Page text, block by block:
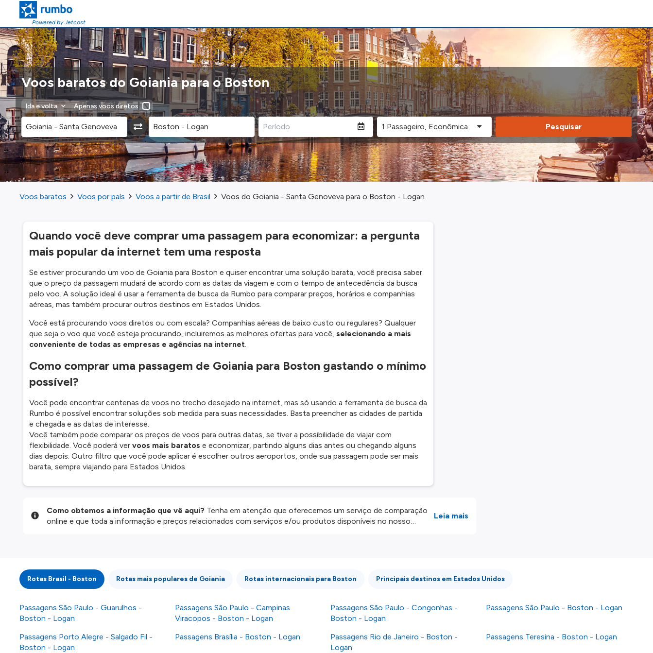
Powered by Jetcost
Voos baratos do Goiania para o Boston
Ida e volta Apenas voos diretos
Pesquisar
Voos baratos Voos por país Voos a partir de Brasil Voos do Goiania - Santa Genoveva para o Boston - Logan
Quando você deve comprar uma passagem para economizar: a pergunta
mais popular da internet tem uma resposta
Se estiver procurando um voo de Goiania para Boston e quiser encontrar uma solução barata, você precisa saber
que o preço da passagem mudará de acordo com as datas da viagem e com o tempo de antecedência da busca
pelo voo. A solução ideal é usar a ferramenta de busca da Rumbo para comparar preços, horários e companhias
aéreas, mas também procurar outros destinos em Estados Unidos.
Você está procurando voos diretos ou com escala? Companhias aéreas de baixo custo ou regulares? Qualquer
que seja o voo que você esteja procurando, incluiremos as melhores ofertas para você, selecionando a mais
conveniente de todas as empresas e agências na internet.
Como comprar uma passagem de Goiania para Boston gastando o mínimo
possível?
Você pode encontrar centenas de voos no trecho desejado na internet, mas só usando a ferramenta de busca da
Rumbo é possível encontrar soluções sob medida para suas necessidades. Basta preencher as cidades de partida
e chegada e as datas de interesse.
Você também pode comparar os preços de voos para outras datas, se tiver a possibilidade de viajar com
flexibilidade. Você poderá ver voos mais baratos e economizar, partindo alguns dias antes ou chegando alguns
dias depois. Outro filtro que você pode aplicar é escolher outros aeroportos, onde sua passagem pode ser mais
barata, sempre viajando para Estados Unidos.
Como obtemos a informação que vê aqui? Tenha em atenção que oferecemos um serviço de comparação
online e que toda a informação e preços relacionados com serviços e/ou produtos disponíveis no nosso
Leia mais
Rotas Brasil - Boston Rotas mais populares de Goiania Rotas internacionais para Boston Principais destinos em Estados Unidos
Passagens São Paulo - Guarulhos -
Boston - Logan
Passagens São Paulo - Campinas
Viracopos - Boston - Logan
Passagens São Paulo - Congonhas -
Boston - Logan
Passagens São Paulo - Boston - Logan
Passagens Porto Alegre - Salgado Fil -
Boston - Logan
Passagens Brasília - Boston - Logan
Passagens Rio de Janeiro - Boston -
Logan
Passagens Teresina - Boston - Logan